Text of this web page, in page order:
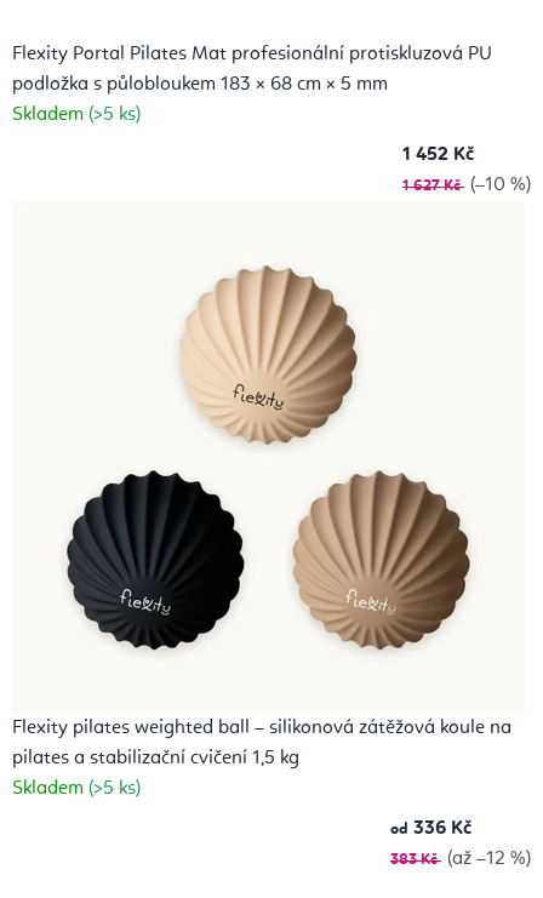
Flexity Portal Pilates Mat profesionální protiskluzová PU
podložka s půlobloukem 183 × 68 cm × 5 mm
Skladem (>5 ks)
1 452 Kč
1 627 Kč (–10 %)
Flexity pilates weighted ball – silikonová zátěžová koule na
pilates a stabilizační cvičení 1,5 kg
Skladem (>5 ks)
od 336 Kč
383 Kč (až –12 %)